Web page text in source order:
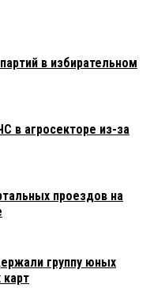
в избирательном
в агросекторе из-за
проездов на
группу юных